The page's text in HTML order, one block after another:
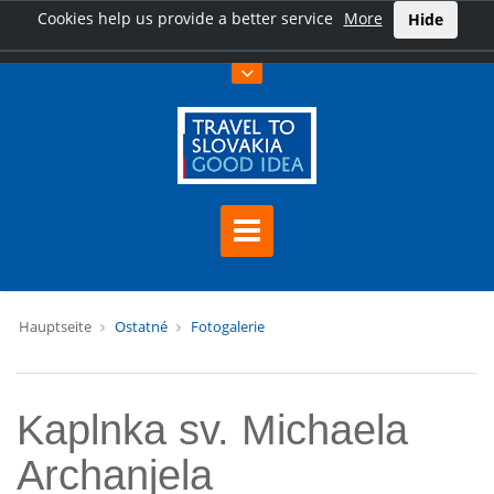
Cookies help us provide a better service More Hide
Hauptseite Ostatné Fotogalerie
Kaplnka sv. Michaela
Archanjela